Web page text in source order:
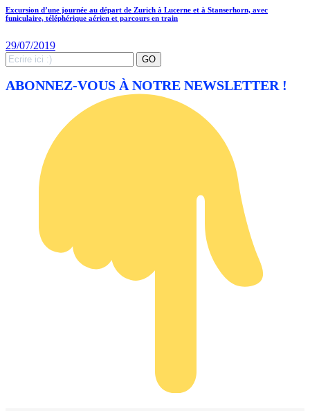
Excursion d’une journée au départ de Zurich à Lucerne et à Stanserhorn, avec
funiculaire, téléphérique aérien et parcours en train
29/07/2019
Search
for:
GO
ABONNEZ-VOUS À NOTRE NEWSLETTER !